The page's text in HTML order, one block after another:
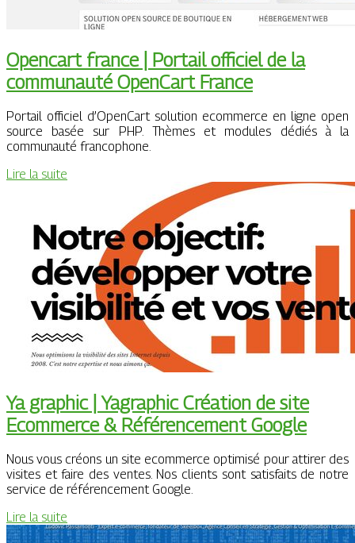
Opencart france | Portail officiel de la
communauté OpenCart France
Portail officiel d’OpenCart solution ecommerce en ligne open
source basée sur PHP. Thèmes et modules dédiés à la
communauté francophone.
Lire la suite
Ya graphic | Yagraphic Création de site
Ecommerce & Référen­ce­ment Google
Nous vous créons un site ecommerce optimisé pour attirer des
visites et faire des ventes. Nos clients sont satisfaits de notre
service de référencement Google.
Lire la suite